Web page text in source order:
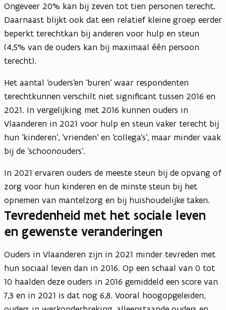
Ongeveer 20% kan bij zeven tot tien personen terecht.
Daarnaast blijkt ook dat een relatief kleine groep eerder
beperkt terechtkan bij anderen voor hulp en steun
(4,5% van de ouders kan bij maximaal één persoon
terecht).
Het aantal ‘ouders’en ‘buren’ waar respondenten
terechtkunnen verschilt niet significant tussen 2016 en
2021. In vergelijking met 2016 kunnen ouders in
Vlaanderen in 2021 voor hulp en steun vaker terecht bij
hun ‘kinderen’, ‘vrienden’ en ‘collega’s’, maar minder vaak
bij de ‘schoonouders’.
In 2021 ervaren ouders de meeste steun bij de opvang of
zorg voor hun kinderen en de minste steun bij het
opnemen van mantelzorg en bij huishoudelijke taken.
Tevredenheid met het sociale leven
en gewenste veranderingen
Ouders in Vlaanderen zijn in 2021 minder tevreden met
hun sociaal leven dan in 2016. Op een schaal van 0 tot
10 haalden deze ouders in 2016 gemiddeld een score van
7,3 en in 2021 is dat nog 6,8. Vooral hoogopgeleiden,